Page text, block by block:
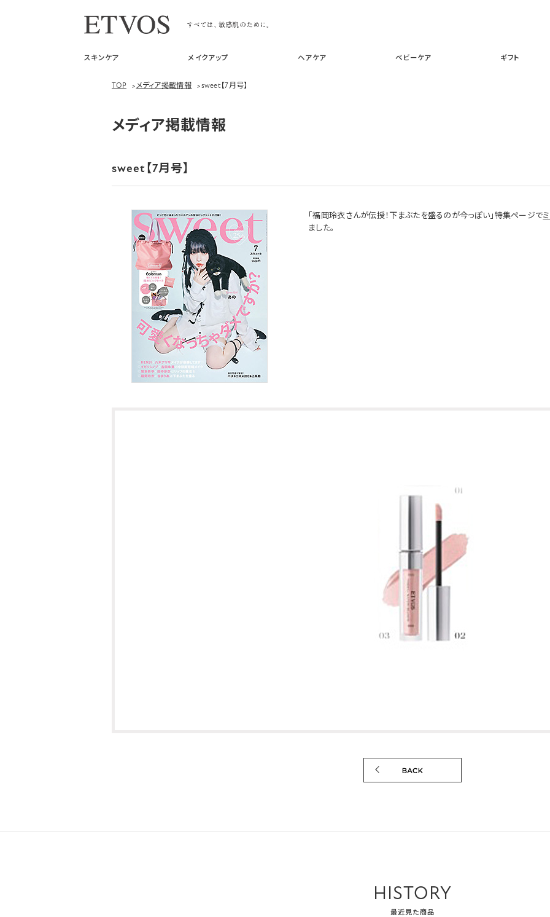
スキンケア メイクアップ ヘアケア ベビーケア ギフト
TOP >メディア掲載情報 >sweet【7月号】
メディア掲載情報
sweet【7月号】
「福岡玲衣さんが伝授！下まぶたを盛るのが今っぽい」特集ページで
ました。
HISTORY
最近見た商品